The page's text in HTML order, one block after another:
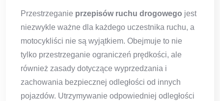
Przestrzeganie przepisów ruchu drogowego jest
niezwykle ważne dla każdego uczestnika ruchu, a
motocykliści nie są wyjątkiem. Obejmuje to nie
tylko przestrzeganie ograniczeń prędkości, ale
również zasady dotyczące wyprzedzania i
zachowania bezpiecznej odległości od innych
pojazdów. Utrzymywanie odpowiedniej odległości